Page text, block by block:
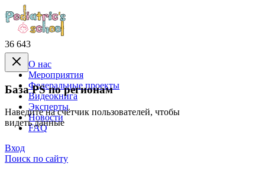
36 643
База PS по регионам
Наведите на счётчик пользователей, чтобы
видеть данные
О нас
Mероприятия
Федеральные проекты
Видеокнига
Эксперты
Новости
FAQ
Вход
Поиск по сайту